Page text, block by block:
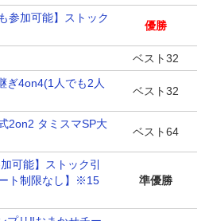
参加可能】ストック
優勝
ベスト32
ぎ4on4(1人でも2人
ベスト32
2on2 タミスマSP大
ベスト64
可能】ストック引
ト制限なし】※15
準優勝